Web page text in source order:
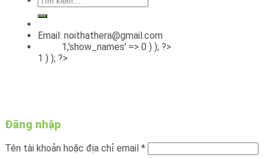
kiếm:
Email: noithathera@gmail.com
1,'show_names' => 0 ) ); ?>
1 ) ); ?>
Đăng nhập
Tên tài khoản hoặc địa chỉ email *